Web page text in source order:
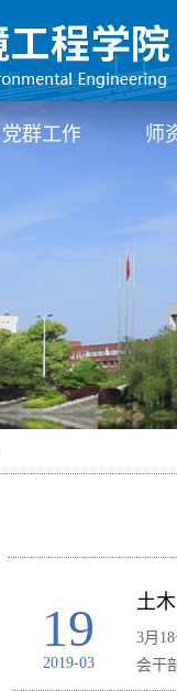
党群工作 师
19
2019-03
土
3月
会干